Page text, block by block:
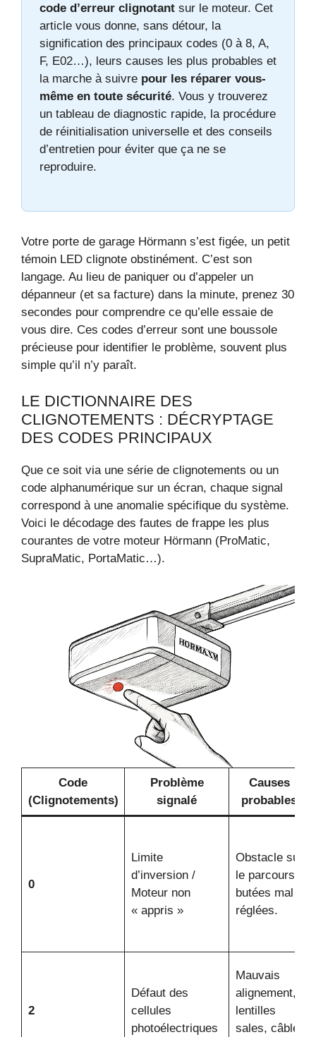
code d’erreur clignotant sur le moteur. Cet
article vous donne, sans détour, la
signification des principaux codes (0 à 8, A,
F, E02…), leurs causes les plus probables et
la marche à suivre pour les réparer vous-
même en toute sécurité. Vous y trouverez
un tableau de diagnostic rapide, la procédure
de réinitialisation universelle et des conseils
d’entretien pour éviter que ça ne se
reproduire.
Votre porte de garage Hörmann s’est figée, un petit
témoin LED clignote obstinément. C’est son
langage. Au lieu de paniquer ou d’appeler un
dépanneur (et sa facture) dans la minute, prenez 30
secondes pour comprendre ce qu’elle essaie de
vous dire. Ces codes d’erreur sont une boussole
précieuse pour identifier le problème, souvent plus
simple qu’il n’y paraît.
LE DICTIONNAIRE DES
CLIGNOTEMENTS : DÉCRYPTAGE
DES CODES PRINCIPAUX
Que ce soit via une série de clignotements ou un
code alphanumérique sur un écran, chaque signal
correspond à une anomalie spécifique du système.
Voici le décodage des fautes de frappe les plus
courantes de votre moteur Hörmann (ProMatic,
SupraMatic, PortaMatic…).
Code
(Clignotements)
Problème
signalé
Causes
probables
0
Limite
d’inversion /
Moteur non
« appris »
Obstacle sur
le parcours,
butées mal
réglées.
2
Défaut des
cellules
photoélectriques
Mauvais
alignement,
lentilles
sales, câble